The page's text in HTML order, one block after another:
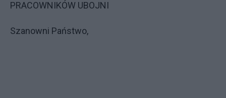
PRACOWNIKÓW UBOJNI
Szanowni Państwo,